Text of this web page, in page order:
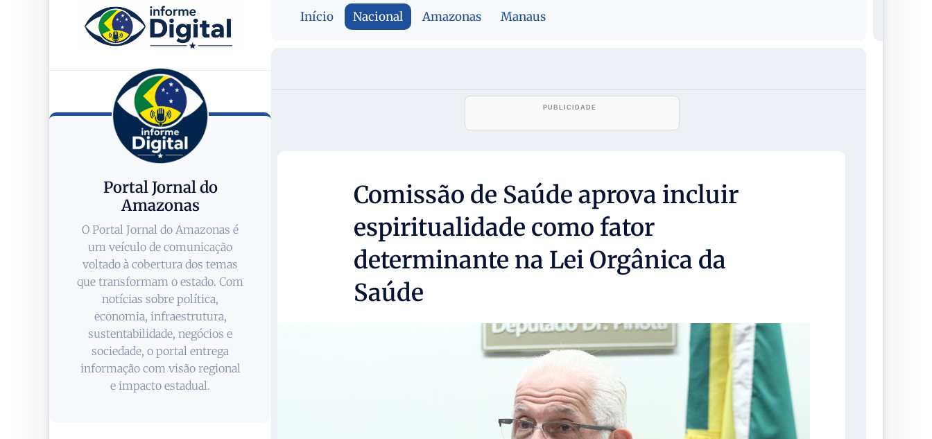
Portal Jornal do
Amazonas
O Portal Jornal do Amazonas é
um veículo de comunicação
voltado à cobertura dos temas
que transformam o estado. Com
notícias sobre política,
economia, infraestrutura,
sustentabilidade, negócios e
sociedade, o portal entrega
informação com visão regional
e impacto estadual.
Início Nacional Amazonas Manaus
Comissão de Saúde aprova incluir
espiritualidade como fator
determinante na Lei Orgânica da
Saúde